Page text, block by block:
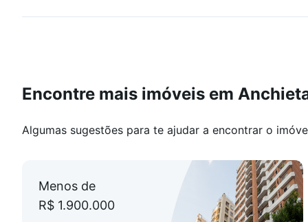
Encontre mais imóveis em
Algumas sugestões para te ajudar a encontrar o
Menos de
R$ 1.900.000